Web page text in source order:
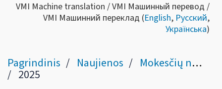
VMI Machine translation / VMI Машинный перевод /
VMI Машинний переклад (English, Русский,
Українська)
Pagrindinis Naujienos Mokesčių naujienos
2025